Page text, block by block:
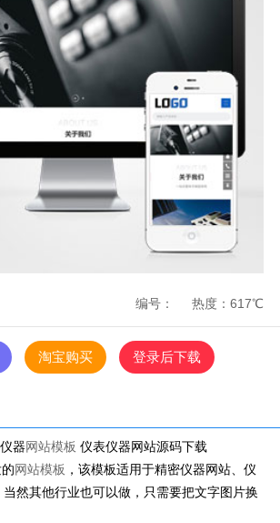
热度：617℃
编号：
淘宝购买 登录后下载
器网站模板 仪表仪器网站源码下载
网站模板 ，该模板适用于精密仪器网站、仪
然其他行业也可以做，只需要把文字图片换